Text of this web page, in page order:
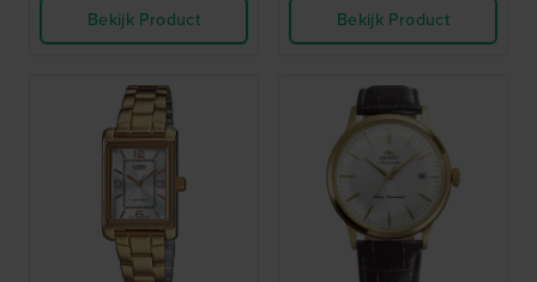
Bekijk Product
Bekijk Product